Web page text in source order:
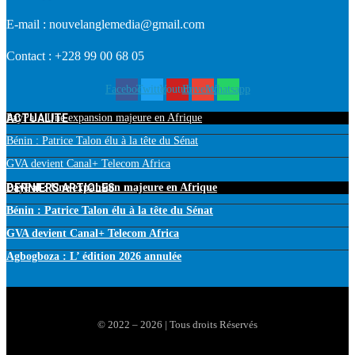
E-mail : nouvelanglemedia@gmail.com
Contact : +228 99 00 68 05
FacebookTwitterYoutubeEnvelopeWhatsapp
ACTUALITE
PayPal : Une expansion majeure en Afrique
Bénin : Patrice Talon élu à la tête du Sénat
GVA devient Canal+ Telecom Africa
DERNIERS ARTICLES
PayPal : Une expansion majeure en Afrique
Bénin : Patrice Talon élu à la tête du Sénat
GVA devient Canal+ Telecom Africa
Agbogboza : L’ édition 2026 annulée
© 2022 – 2026 | Tous droits Réservés